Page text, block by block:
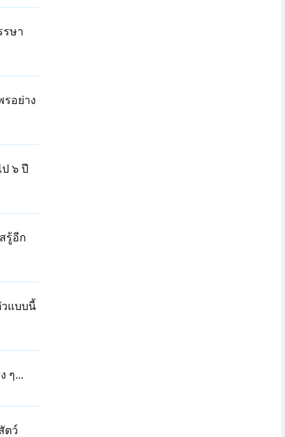
รษา
อย่าง
๖ ปี
รู้อีก
แบบนี้
ๆ...
ตว์